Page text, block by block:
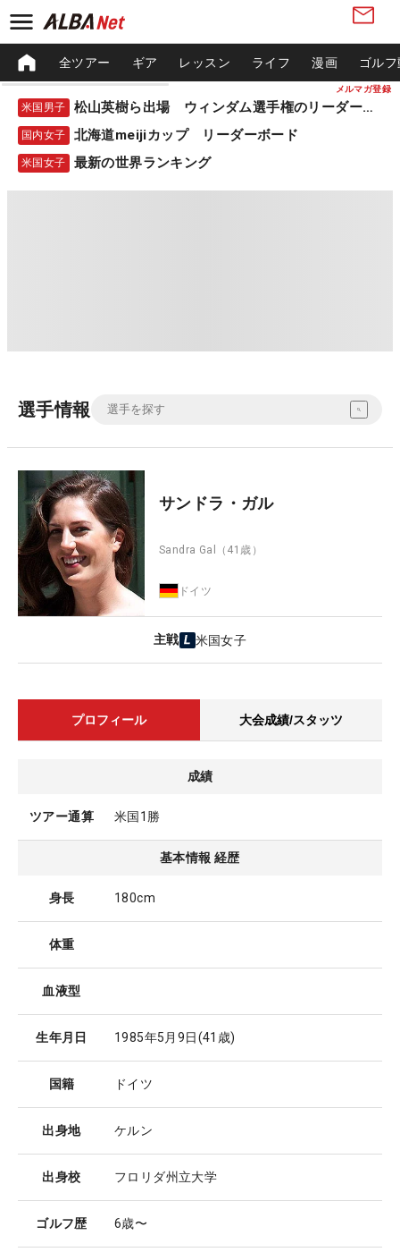
メルマガ登録
全ツアー ギア レッスン ライフ 漫画 ゴル
米国男子 松山英樹ら出場 ウィンダム選手権のリーダーボード
国内女子 北海道meijiカップ リーダーボード
米国女子 最新の世界ランキング
選手情報
サンドラ・ガル
Sandra Gal （41歳）
ドイツ
主戦 米国女子
プロフィール 大会成績/スタッツ
成績
ツアー通算 米国1勝
基本情報 経歴
身長 180cm
体重
血液型
生年月日 1985年5月9日(41歳)
国籍 ドイツ
出身地 ケルン
出身校 フロリダ州立大学
ゴルフ歴 6歳〜